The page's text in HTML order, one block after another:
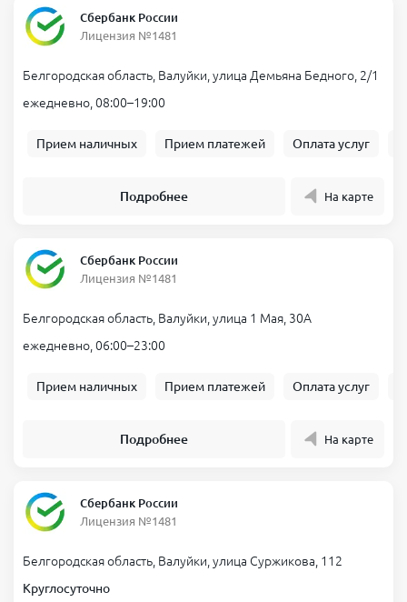
Сбербанк России
Лицензия №1481
Белгородская область, Валуйки, улица Демьяна Бедного, 2/1
ежедневно, 08:00–19:00
Прием наличных Прием платежей Оплата услуг
Подробнее На карте
Сбербанк России
Лицензия №1481
Белгородская область, Валуйки, улица 1 Мая, 30А
ежедневно, 06:00–23:00
Прием наличных Прием платежей Оплата услуг
Подробнее На карте
Сбербанк России
Лицензия №1481
Белгородская область, Валуйки, улица Суржикова, 112
Круглосуточно